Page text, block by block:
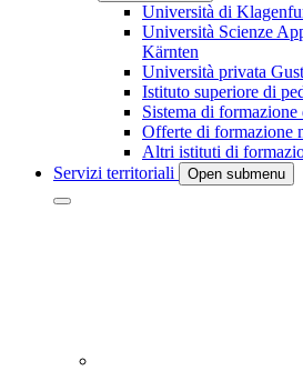
Università di
Università Scienze
Kärnten
Università privata
Istituto superiore di
Sistema di formazione
Offerte di formazione
Altri istituti di
Servizi territoriali
Open submenu